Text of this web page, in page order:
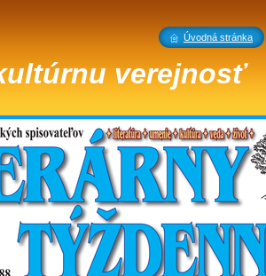
verejnosť
Úvodná stránka